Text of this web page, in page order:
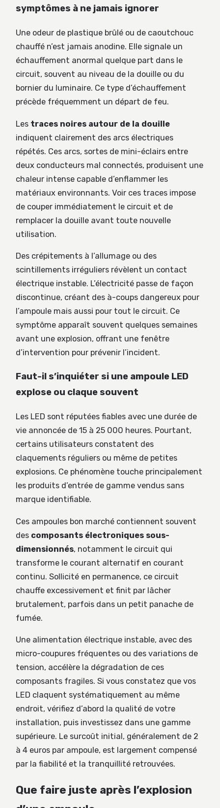
symptômes à ne jamais ignorer
Une odeur de plastique brûlé ou de caoutchouc
chauffé n’est jamais anodine. Elle signale un
échauffement anormal quelque part dans le
circuit, souvent au niveau de la douille ou du
bornier du luminaire. Ce type d’échauffement
précède fréquemment un départ de feu.
Les traces noires autour de la douille
indiquent clairement des arcs électriques
répétés. Ces arcs, sortes de mini-éclairs entre
deux conducteurs mal connectés, produisent une
chaleur intense capable d’enflammer les
matériaux environnants. Voir ces traces impose
de couper immédiatement le circuit et de
remplacer la douille avant toute nouvelle
utilisation.
Des crépitements à l’allumage ou des
scintillements irréguliers révèlent un contact
électrique instable. L’électricité passe de façon
discontinue, créant des à-coups dangereux pour
l’ampoule mais aussi pour tout le circuit. Ce
symptôme apparaît souvent quelques semaines
avant une explosion, offrant une fenêtre
d’intervention pour prévenir l’incident.
Faut-il s’inquiéter si une ampoule LED
explose ou claque souvent
Les LED sont réputées fiables avec une durée de
vie annoncée de 15 à 25 000 heures. Pourtant,
certains utilisateurs constatent des
claquements réguliers ou même de petites
explosions. Ce phénomène touche principalement
les produits d’entrée de gamme vendus sans
marque identifiable.
Ces ampoules bon marché contiennent souvent
des composants électroniques sous-
dimensionnés, notamment le circuit qui
transforme le courant alternatif en courant
continu. Sollicité en permanence, ce circuit
chauffe excessivement et finit par lâcher
brutalement, parfois dans un petit panache de
fumée.
Une alimentation électrique instable, avec des
micro-coupures fréquentes ou des variations de
tension, accélère la dégradation de ces
composants fragiles. Si vous constatez que vos
LED claquent systématiquement au même
endroit, vérifiez d’abord la qualité de votre
installation, puis investissez dans une gamme
supérieure. Le surcoût initial, généralement de 2
à 4 euros par ampoule, est largement compensé
par la fiabilité et la tranquillité retrouvées.
Que faire juste après l’explosion